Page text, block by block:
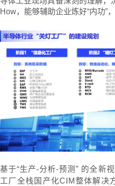
How，能够辅助企业炼好“内功”
基于“生产-分析-预测” 的全新
工厂全栈国产化CIM整体解决